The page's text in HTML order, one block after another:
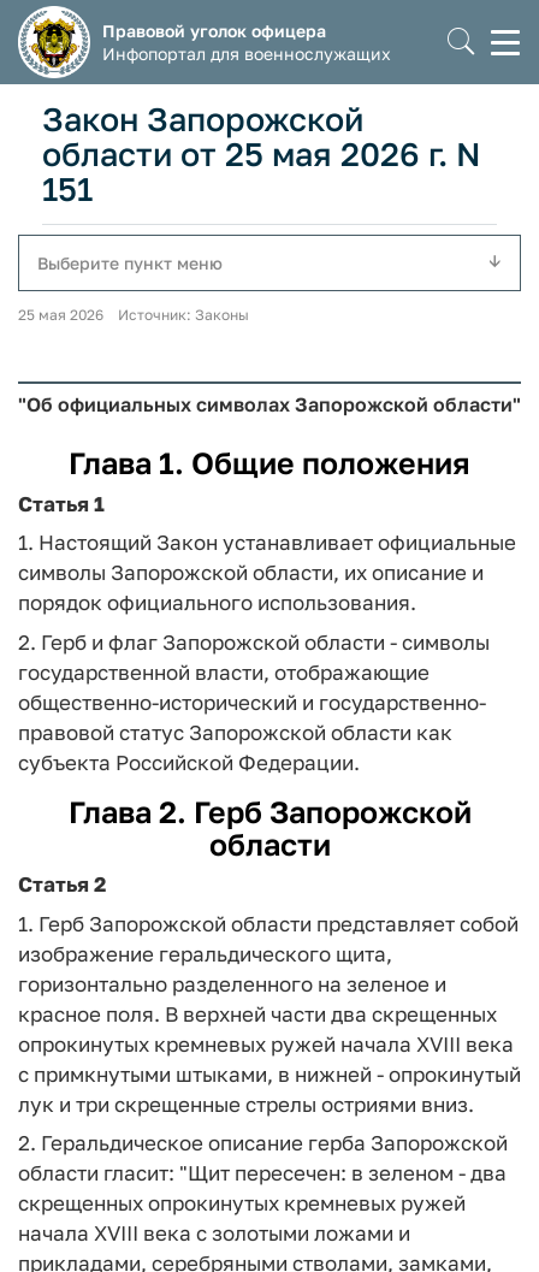
Правовой уголок офицера
Инфопортал для военнослужащих
Закон Запорожской
области от 25 мая 2026 г. N
151
Выберите пункт меню
25 мая 2026 Источник: Законы
"Об официальных символах Запорожской области"
Глава 1. Общие положения
Статья 1
1. Настоящий Закон устанавливает официальные
символы Запорожской области, их описание и
порядок официального использования.
2. Герб и флаг Запорожской области - символы
государственной власти, отображающие
общественно-исторический и государственно-
правовой статус Запорожской области как
субъекта Российской Федерации.
Глава 2. Герб Запорожской
области
Статья 2
1. Герб Запорожской области представляет собой
изображение геральдического щита,
горизонтально разделенного на зеленое и
красное поля. В верхней части два скрещенных
опрокинутых кремневых ружей начала XVIII века
с примкнутыми штыками, в нижней - опрокинутый
лук и три скрещенные стрелы остриями вниз.
2. Геральдическое описание герба Запорожской
области гласит: "Щит пересечен: в зеленом - два
скрещенных опрокинутых кремневых ружей
начала XVIII века с золотыми ложами и
прикладами, серебряными стволами, замками,